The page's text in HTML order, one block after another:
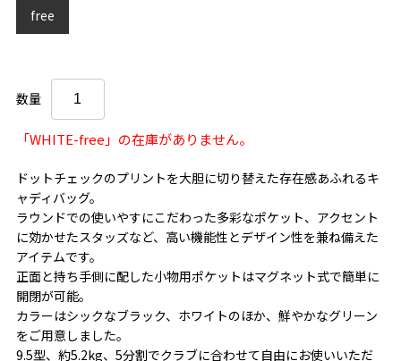
free
数量
「WHITE-free」の在庫がありません。
ドットチェックのプリントを大胆に切り替えた存在感あふれるキ
ャディバッグ。
ラウンドでの使いやすにこだわった多彩なポケット、アクセント
に効かせたスタッズなど、高い機能性とデザイン性を兼ね備えた
アイテムです。
正面と持ち手側に配した小物用ポケットはマグネット式で簡単に
開閉が可能。
カラーはシックなブラック、ホワイトのほか、鮮やかなグリーン
をご用意しました。
9.5型、約5.2kg、5分割でクラブに合わせて自由にお使いいただ